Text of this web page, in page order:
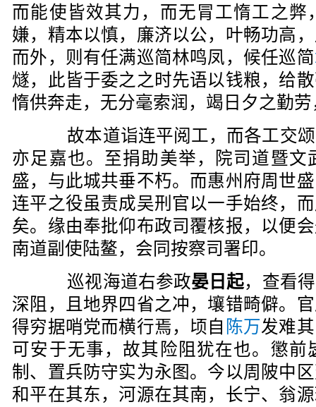
而能使皆效其力，而无冐工惰工之弊
嫌，精本以慎，廉济以公，叶畅功高
而外，则有任满巡简林鸣凤，候任巡简
燧，此皆于委之之时先语以钱粮，给
惰供奔走，无分毫索润，竭日夕之勤
故本道诣连平阅工，而各工交颂
亦足嘉也。至捐助美举，院司道暨文
盛，与此城共垂不朽。而惠州府周世
连平之役虽责成吴刑官以一手始终，
矣。缘由奉批仰布政司覆核报，以便
南道副使陆鳌，会同按察司署印。
巡视海道右参政晏日起，查看
深阻，且地界四省之冲，壤错畸僻。
得穷据哨党而横行焉，顷自 陈万发难
可安于无事，故其险阻犹在也。懲
制、置兵防守实为永图。今以周陂中
和平在其东，河源在其南，长宁、翁